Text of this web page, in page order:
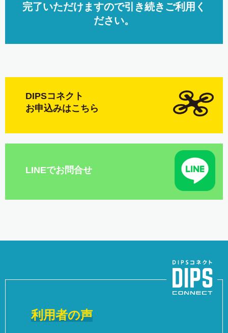
完了いただけますので引き続きご利用く
ださい。
DIPSコネクト
お申込みはこちら
LINEでお問合せ
利用者の声